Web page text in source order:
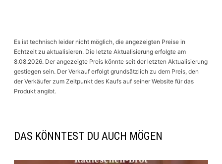
Es ist technisch leider nicht möglich, die angezeigten Preise in
Echtzeit zu aktualisieren. Die letzte Aktualisierung erfolgte am
8.08.2026. Der angezeigte Preis könnte seit der letzten Aktualisierung
gestiegen sein. Der Verkauf erfolgt grundsätzlich zu dem Preis, den
der Verkäufer zum Zeitpunkt des Kaufs auf seiner Website für das
Produkt angibt.
DAS KÖNNTEST DU AUCH MÖGEN